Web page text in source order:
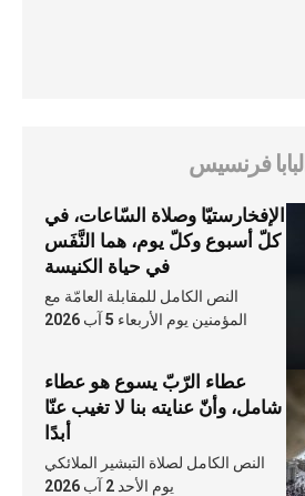
البابا فرنسيس
الإفخارستيّا وصلاة السّاعات، في
كلّ أسبوع وكلّ يوم، هما النَّفَس
في حياة الكنيسة
النص الكامل للمقابلة العامّة مع
المؤمنين يوم الأربعاء 5 آب 2026
عطاء الرّبّ يسوع هو عطاء
شامل، وأنّ عنايته بنا لا تغيب عنّا
أبدًا
النص الكامل لصلاة التبشير الملائكي
يوم الأحد 2 آب 2026